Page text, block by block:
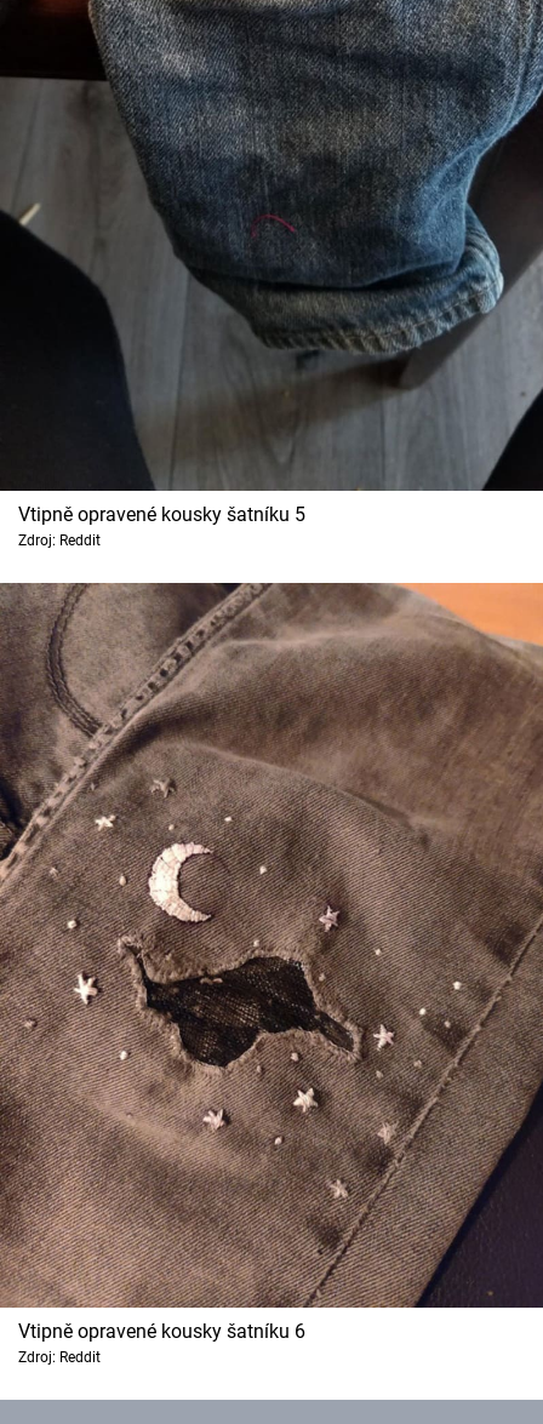
Vtipně opravené kousky šatníku 5
Zdroj: Reddit
Vtipně opravené kousky šatníku 6
Zdroj: Reddit